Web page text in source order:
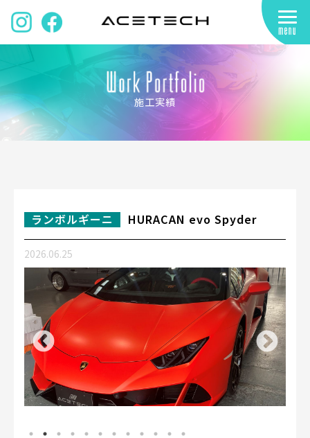
施工実績
ランボルギーニ HURACAN evo Spyder
2026.06.25